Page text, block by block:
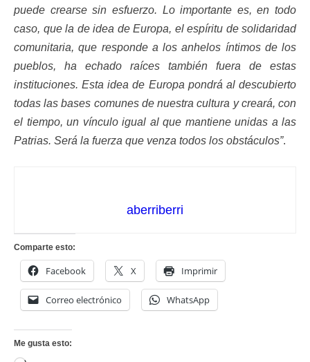
puede crearse sin esfuerzo. Lo importante es, en todo
caso, que la de idea de Europa, el espíritu de solidaridad
comunitaria, que responde a los anhelos íntimos de los
pueblos, ha echado raíces también fuera de estas
instituciones. Esta idea de Europa pondrá al descubierto
todas las bases comunes de nuestra cultura y creará, con
el tiempo, un vínculo igual al que mantiene unidas a las
Patrias. Será la fuerza que venza todos los obstáculos”.
aberriberri
Comparte esto:
Facebook X Imprimir
Correo electrónico WhatsApp
Me gusta esto: